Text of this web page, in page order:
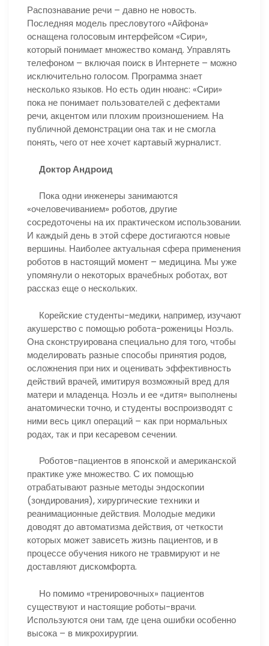
Распознавание речи – давно не новость.
Последняя модель пресловутого «Айфона»
оснащена голосовым интерфейсом «Сири»,
который понимает множество команд. Управлять
телефоном – включая поиск в Интернете – можно
исключительно голосом. Программа знает
несколько языков. Но есть один нюанс: «Сири»
пока не понимает пользователей с дефектами
речи, акцентом или плохим произношением. На
публичной демонстрации она так и не смогла
понять, чего от нее хочет картавый журналист.
Доктор Андроид
Пока одни инженеры занимаются
«очеловечиванием» роботов, другие
сосредоточены на их практическом использовании.
И каждый день в этой сфере достигаются новые
вершины. Наиболее актуальная сфера применения
роботов в настоящий момент – медицина. Мы уже
упомянули о некоторых врачебных роботах, вот
рассказ еще о нескольких.
Корейские студенты-медики, например, изучают
акушерство с помощью робота-роженицы Ноэль.
Она сконструирована специально для того, чтобы
моделировать разные способы принятия родов,
осложнения при них и оценивать эффективность
действий врачей, имитируя возможный вред для
матери и младенца. Ноэль и ее «дитя» выполнены
анатомически точно, и студенты воспроизводят с
ними весь цикл операций – как при нормальных
родах, так и при кесаревом сечении.
Роботов-пациентов в японской и американской
практике уже множество. С их помощью
отрабатывают разные методы эндоскопии
(зондирования), хирургические техники и
реанимационные действия. Молодые медики
доводят до автоматизма действия, от четкости
которых может зависеть жизнь пациентов, и в
процессе обучения никого не травмируют и не
доставляют дискомфорта.
Но помимо «тренировочных» пациентов
существуют и настоящие роботы-врачи.
Используются они там, где цена ошибки особенно
высока – в микрохирургии.